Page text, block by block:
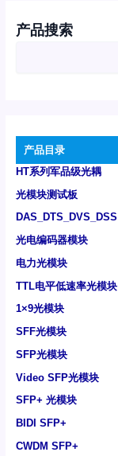
产品搜索
产品目录
HT系列军品级光耦
光模块测试板
DAS_DTS_DVS_DSS
光电编码器模块
电力光模块
TTL电平低速率光模块
1×9光模块
SFF光模块
SFP光模块
Video SFP光模块
SFP+ 光模块
BIDI SFP+
CWDM SFP+